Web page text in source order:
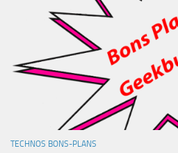
TECHNOS BONS-PLANS